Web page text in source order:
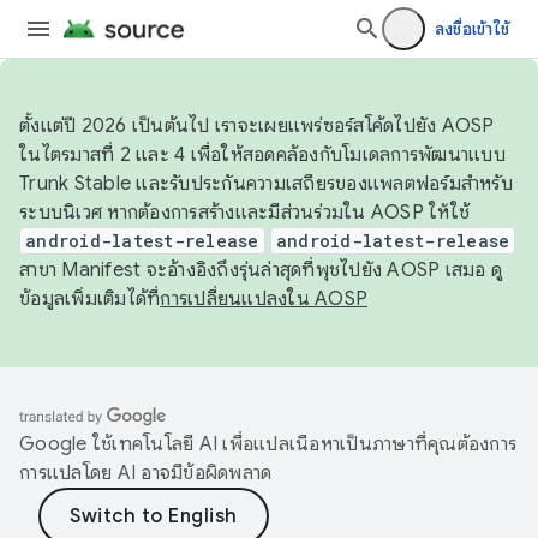
ลงชื่อเข้าใช้
ตั้งแต่ปี 2026 เป็นต้นไป เราจะเผยแพร่ซอร์สโค้ดไปยัง AOSP
ในไตรมาสที่ 2 และ 4 เพื่อให้สอดคล้องกับโมเดลการพัฒนาแบบ
Trunk Stable และรับประกันความเสถียรของแพลตฟอร์มสำหรับ
ระบบนิเวศ หากต้องการสร้างและมีส่วนร่วมใน AOSP ให้ใช้
android-latest-release android-latest-release
สาขา Manifest จะอ้างอิงถึงรุ่นล่าสุดที่พุชไปยัง AOSP เสมอ ดู
ข้อมูลเพิ่มเติมได้ที่การเปลี่ยนแปลงใน AOSP
Google ใช้เทคโนโลยี AI เพื่อแปลเนื้อหาเป็นภาษาที่คุณต้องการ
การแปลโดย AI อาจมีข้อผิดพลาด